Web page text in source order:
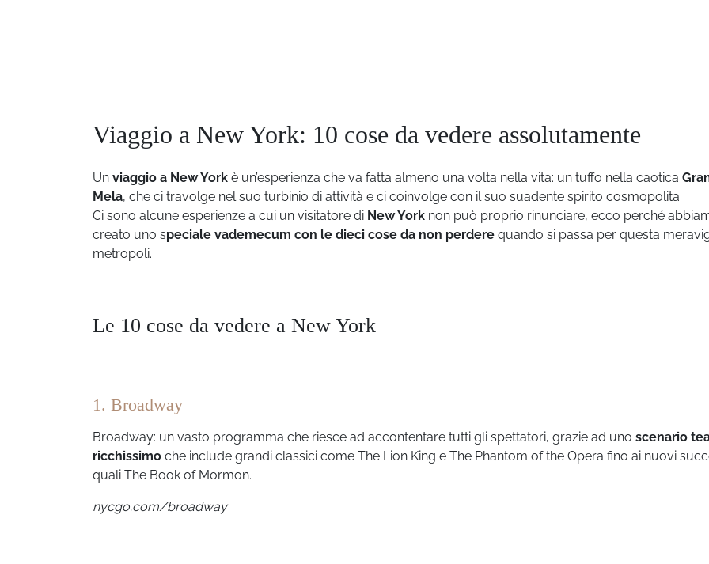
Viaggio a New York: 10 cose da vedere assolutamente
Un viaggio a New York è un’esperienza che va fatta almeno una volta nella vita: un tuffo nella caotica
Mela, che ci travolge nel suo turbinio di attività e ci coinvolge con il suo suadente spirito cosmopolita.
Ci sono alcune esperienze a cui un visitatore di New York non può proprio rinunciare, ecco perché
creato uno speciale vademecum con le dieci cose da non perdere quando si passa per questa
metropoli.
Le 10 cose da vedere a New York
1. Broadway
Broadway: un vasto programma che riesce ad accontentare tutti gli spettatori, grazie ad uno scenario
ricchissimo che include grandi classici come The Lion King e The Phantom of the Opera fino ai nuovi
quali The Book of Mormon.
nycgo.com/broadway